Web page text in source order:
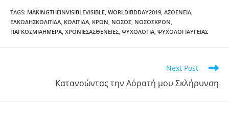
TAGS: MAKINGTHEINVISIBLEVISIBLE WORLDIBDDAY2019 ΑΣΘΕΝΕΙΑ
ΕΛΚΩΔΗΣΚΟΛΙΤΙΔΑ ΚΟΛΙΤΙΔΑ ΚΡΟΝ ΝΟΣΟΣ ΝΟΣΟΣΚΡΟΝ
ΠΑΓΚΟΣΜΙΑΗΜΕΡΑ ΧΡΟΝΙΕΣΑΣΘΕΝΕΙΕΣ ΨΥΧΟΛΟΓΙΑ ΨΥΧΟΛΟΓΙΑΥΓΕΙΑΣ
Next Post
Κατανοώντας την Αόρατή μου Σκλήρυνση